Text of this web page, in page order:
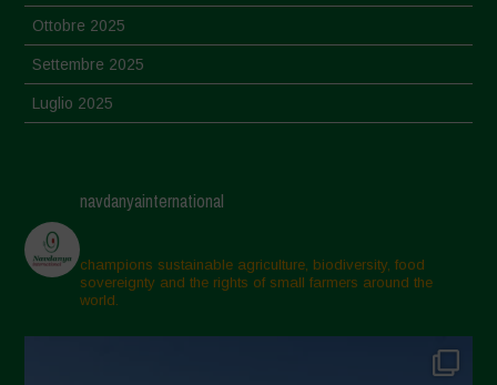
Ottobre 2025
Settembre 2025
Luglio 2025
Aprile 2025
Marzo 2025
Febbraio 2025
Gennaio 2025
navdanyainternational
champions sustainable agriculture, biodiversity, food
sovereignty and the rights of small farmers around the
world.